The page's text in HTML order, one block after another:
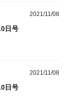
2021/11/08
日号
2021/11/08
日号